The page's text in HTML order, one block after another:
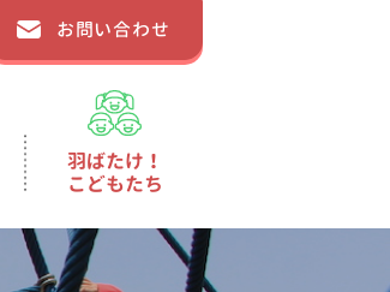
お問い合わせ
羽ばたけ！
こどもたち